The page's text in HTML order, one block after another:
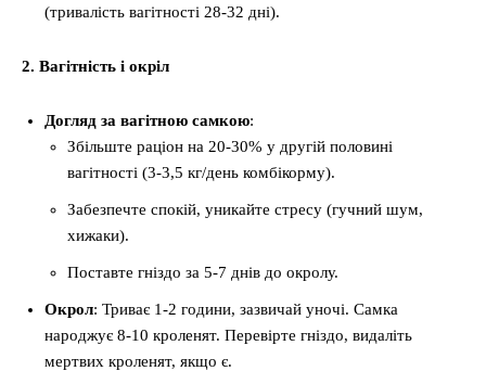
(тривалість вагітності 28-32 дні).
2. Вагітність і окріл
Догляд за вагітною самкою:
Збільште раціон на 20-30% у другій половині
вагітності (3-3,5 кг/день комбікорму).
Забезпечте спокій, уникайте стресу (гучний шум,
хижаки).
Поставте гніздо за 5-7 днів до окролу.
Окрол: Триває 1-2 години, зазвичай уночі. Самка
народжує 8-10 кроленят. Перевірте гніздо, видаліть
мертвих кроленят, якщо є.